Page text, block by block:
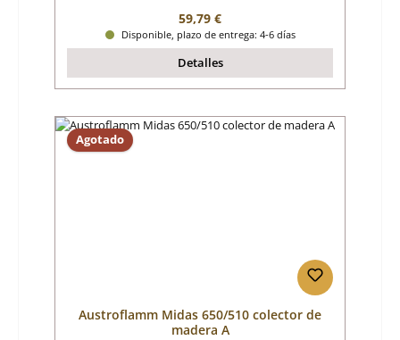
Precio normal:
59,79 €
Disponible, plazo de entrega: 4-6 días
Detalles
Agotado
Austroflamm Midas 650/510 colector de
madera A